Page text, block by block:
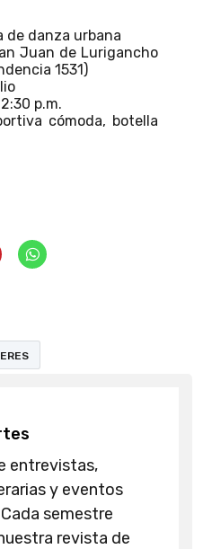
de danza urbana
Juan de Lurigancho
1531)
p.m.
cómoda, botella
entrevistas,
y eventos
semestre
revista de